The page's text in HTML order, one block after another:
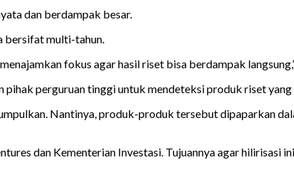
dan berdampak besar.
bersifat multi-tahun.
fokus agar hasil riset bisa berdampak
perguruan tinggi untuk mendeteksi produk riset
Nantinya, produk-produk tersebut dipaparkan
dan Kementerian Investasi. Tujuannya agar